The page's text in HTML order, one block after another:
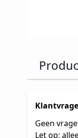
Geen
Let op: